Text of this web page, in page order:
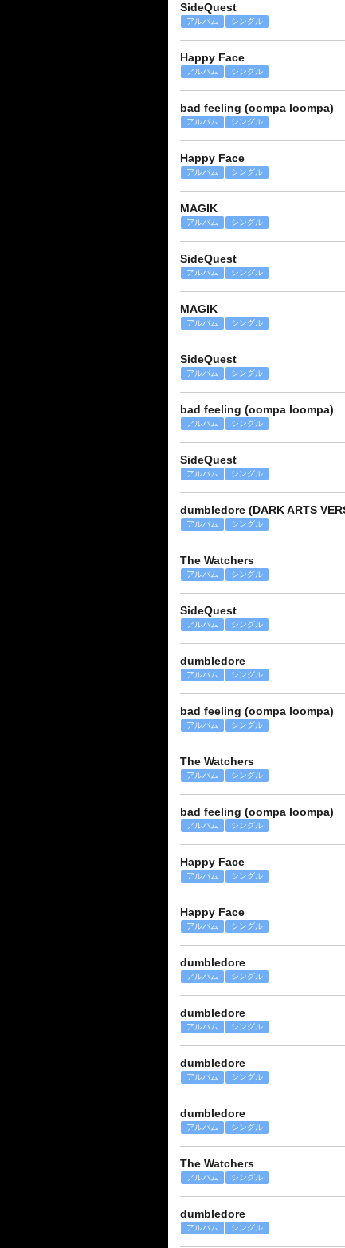
SideQuest
アルバム シングル
Happy Face
アルバム シングル
bad feeling (oompa loompa)
アルバム シングル
Happy Face
アルバム シングル
MAGIK
アルバム シングル
SideQuest
アルバム シングル
MAGIK
アルバム シングル
SideQuest
アルバム シングル
bad feeling (oompa loompa)
アルバム シングル
SideQuest
アルバム シングル
dumbledore (DARK ARTS
アルバム シングル
The Watchers
アルバム シングル
SideQuest
アルバム シングル
dumbledore
アルバム シングル
bad feeling (oompa loompa)
アルバム シングル
The Watchers
アルバム シングル
bad feeling (oompa loompa)
アルバム シングル
Happy Face
アルバム シングル
Happy Face
アルバム シングル
dumbledore
アルバム シングル
dumbledore
アルバム シングル
dumbledore
アルバム シングル
dumbledore
アルバム シングル
The Watchers
アルバム シングル
dumbledore
アルバム シングル